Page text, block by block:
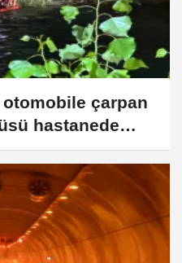
otomobile çarpan
hastanede